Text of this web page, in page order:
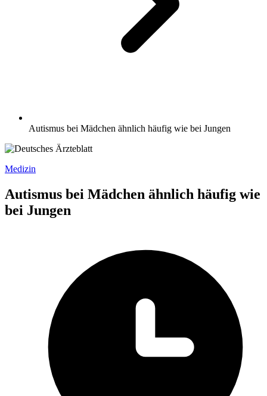
Autismus bei Mädchen ähnlich häufig wie bei Jungen
Medizin
Autismus bei Mädchen ähnlich häufig wie
bei Jungen